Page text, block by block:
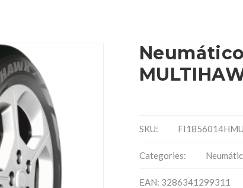
Neumático
SKU:
Categories:
EAN: 3286341299311